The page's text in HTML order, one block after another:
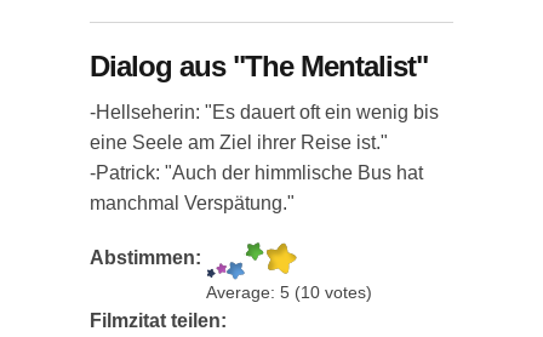
Dialog aus "The Mentalist"
-Hellseherin: "Es dauert oft ein wenig bis
eine Seele am Ziel ihrer Reise ist."
-Patrick: "Auch der himmlische Bus hat
manchmal Verspätung."
Abstimmen:
Average: 5 (10 votes)
Filmzitat teilen: